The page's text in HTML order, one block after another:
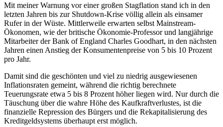
Mit meiner Warnung vor einer großen Stagflation stand ich in den
letzten Jahren bis zur Shutdown-Krise völlig allein als einsamer
Rufer in der Wüste. Mittlerweile erwarten selbst Mainstream-
Ökonomen, wie der britische Ökonomie-Professor und langjährige
Mitarbeiter der Bank of England Charles Goodhart, in den nächsten
Jahren einen Anstieg der Konsumentenpreise von 5 bis 10 Prozent
pro Jahr.
Damit sind die geschönten und viel zu niedrig ausgewiesenen
Inflationsraten gemeint, während die richtig berechnete
Teuerungsrate etwa 5 bis 8 Prozent höher liegen wird. Nur durch die
Täuschung über die wahre Höhe des Kaufkraftverlustes, ist die
finanzielle Repression des Bürgers und die Rekapitalisierung des
Kreditgeldsystems überhaupt erst möglich.